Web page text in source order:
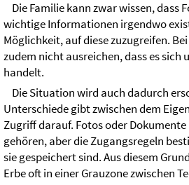
Die Familie kann zwar wissen, dass
wichtige Informationen irgendwo
Möglichkeit, auf diese zuzugreifen.
zudem nicht ausreichen, dass es sich
handelt.
Die Situation wird auch dadurch
Unterschiede gibt zwischen dem
Zugriff darauf. Fotos oder
gehören, aber die Zugangsregeln
sie gespeichert sind. Aus diesem
Erbe oft in einer Grauzone zwischen